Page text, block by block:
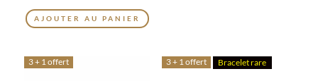
AJOUTER AU PANIER
3 + 1 offert 3 + 1 offert Bracelet rare